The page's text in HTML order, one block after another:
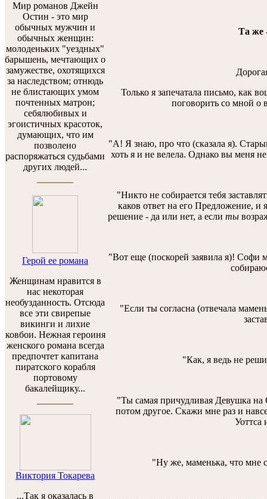
Мир романов Джейн
Остин - это мир
обычных мужчин и
обычных женщин:
молоденьких "уездных"
барышень, мечтающих о
замужестве, охотящихся
за наследством; отнюдь
не блистающих умом
почтенных матрон;
себялюбивых и
эгоистичных красоток,
думающих, что им
позволено
распоряжаться судьбами
других людей...
Герой ее романа
Женщинам нравится в
нас некоторая
необузданность. Отсюда
все эти свирепые
викинги и лихие
ковбои. Нежная героиня
женского романа всегда
предпочтет капитана
пиратского корабля
портовому
бакалейщику...
Виктория Токарева
...Так я оказалась в
Та же
Только я запечатала письмо, как
поговорить со мной о
"А! Я знаю, про что (сказала я).
хоть я и не велела. Однако вы меня
"Никто не собирается тебя
каков ответ на его Предложение, и
решение - да или нет, а если ты
"Вот еще (поскорей заявила я)! Софи
"Если ты согласна (отвечала
"Как, я ведь не
"Ты самая причудливая Девушка
потом другое. Скажи мне раз и
Уоттса
"Ну же, маменька, что мне